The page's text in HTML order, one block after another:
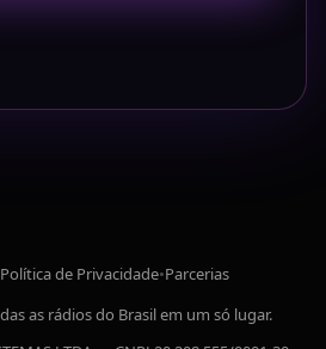
Política de Privacidade•Parcerias
as rádios do Brasil em um só lugar.